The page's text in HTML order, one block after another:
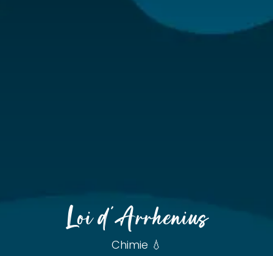
Loi d'Arrhenius
Chimie 💧